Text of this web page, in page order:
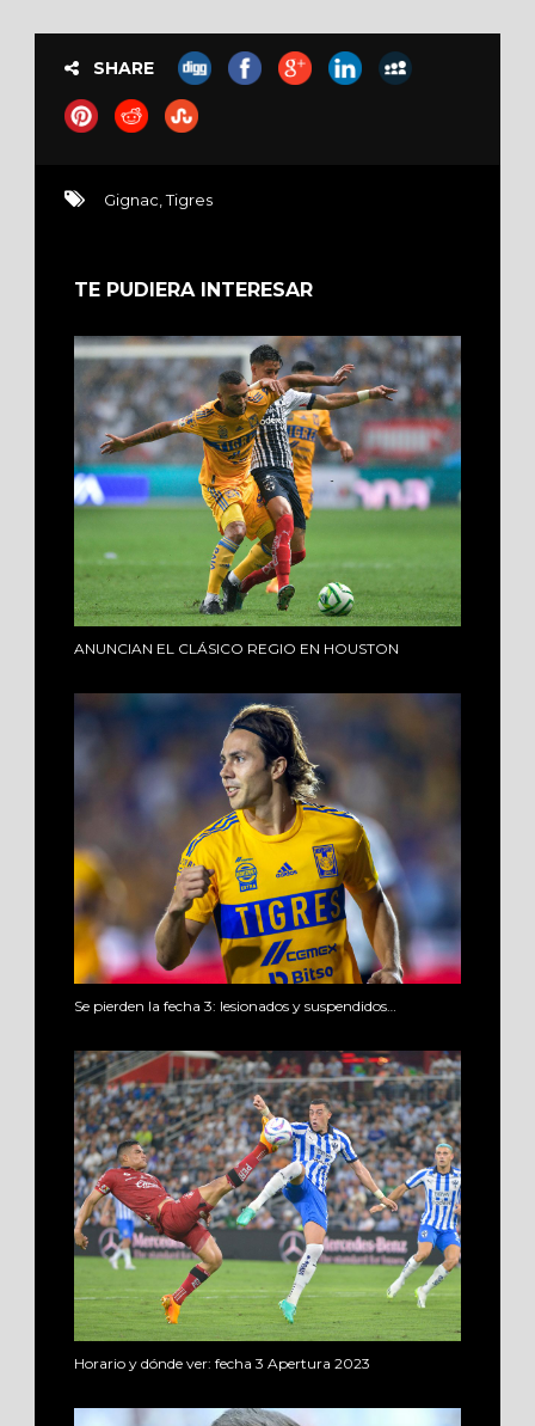
SHARE
Gignac Tigres
TE PUDIERA INTERESAR
ANUNCIAN EL CLÁSICO REGIO EN HOUSTON
Se pierden la fecha 3: lesionados y suspendidos…
Horario y dónde ver: fecha 3 Apertura 2023